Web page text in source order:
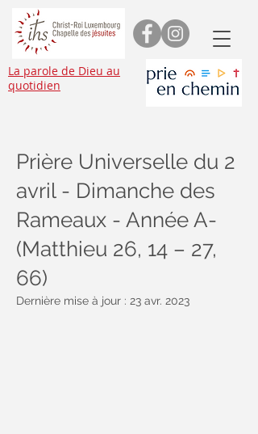
La parole de Dieu au
quotidien
Prière Universelle du 2
avril - Dimanche des
Rameaux - Année A-
(Matthieu 26, 14 – 27,
66)
Dernière mise à jour : 23 avr. 2023